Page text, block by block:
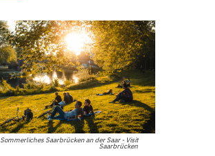
Sommerliches Saarbrücken an der Saar - Visit
Saarbrücken